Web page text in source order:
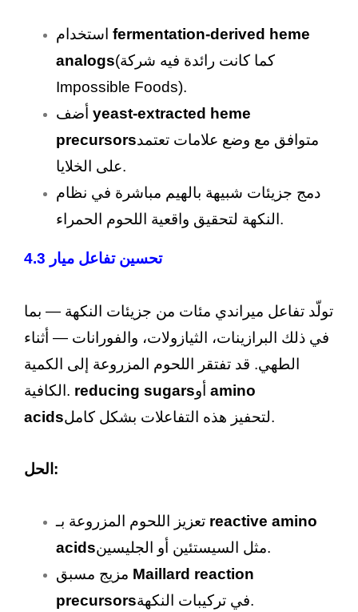
fermentation-derived heme
analogs(كما كانت رائدة فيه شركة
Impossible Foods).
yeast-extracted heme
precursorsمتوافق مع وضع علامات تعتمد
على الخلايا.
دمج جزيئات شبيهة بالهيم مباشرة في نظام
النكهة لتحقيق واقعية اللحوم الحمراء.
4.3 تحسين تفاعل ميار
تولّد تفاعل ميراندي مئات من جزيئات النكهة — بما
في ذلك البرازينات، الثيازولات، والفورانات — أثناء
الطهي. قد تفتقر اللحوم المزروعة إلى الكمية
الكافية. reducing sugars
amino
acids
لتحفيز هذه التفاعلات بشكل كامل.
الحل:
reactive amino
acids
مثل السيستئين أو الجليسين.
Maillard reaction
precursors
في تركيبات النكهة.